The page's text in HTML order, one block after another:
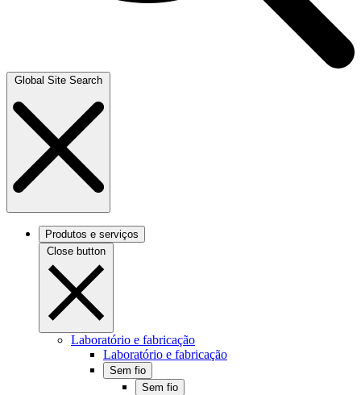
Global Site Search
Produtos e serviços
Close button
Laboratório e fabricação
Laboratório e fabricação
Sem fio
Sem fio